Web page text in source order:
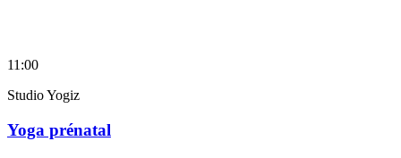
11:00
Studio Yogiz
Yoga prénatal